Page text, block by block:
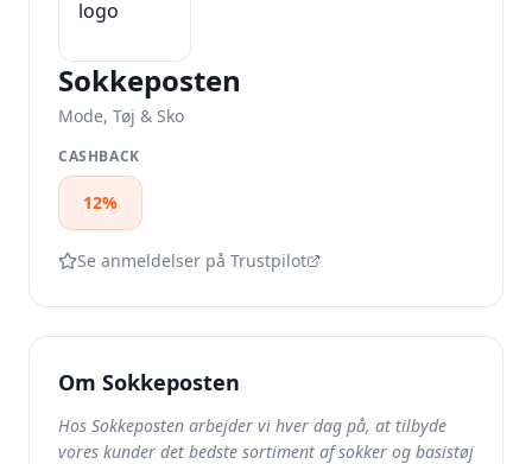
Sokkeposten
Mode, Tøj & Sko
CASHBACK
12%
Se anmeldelser på Trustpilot
Om Sokkeposten
Hos Sokkeposten arbejder vi hver dag på, at tilbyde
vores kunder det bedste sortiment af sokker og basistøj